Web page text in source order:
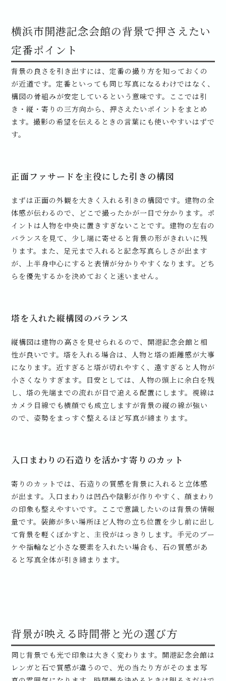
横浜市開港記念会館の背景で押さえたい
定番ポイント
背景の良さを引き出すには、定番の撮り方を知っておくの
が近道です。定番といっても同じ写真になるわけではなく、
構図の骨組みが安定しているという意味です。ここでは引
き・縦・寄りの三方向から、押さえたいポイントをまとめ
ます。撮影の希望を伝えるときの言葉にも使いやすいはずで
す。
正面ファサードを主役にした引きの構図
まずは正面の外観を大きく入れる引きの構図です。建物の全
体感が伝わるので、どこで撮ったかが一目で分かります。ポ
イントは人物を中央に置きすぎないことです。建物の左右の
バランスを見て、少し端に寄せると背景の形がきれいに残
ります。また、足元まで入れると記念写真らしさが出ます
が、上半身中心にすると表情が分かりやすくなります。どち
らを優先するかを決めておくと迷いません。
塔を入れた縦構図のバランス
縦構図は建物の高さを見せられるので、開港記念会館と相
性が良いです。塔を入れる場合は、人物と塔の距離感が大事
になります。近すぎると塔が切れやすく、遠すぎると人物が
小さくなりすぎます。目安としては、人物の頭上に余白を残
し、塔の先端までの流れが目で追える配置にします。視線は
カメラ目線でも横顔でも成立しますが背景の縦の線が強い
ので、姿勢をまっすぐ整えるほど写真が締まります。
入口まわりの石造りを活かす寄りのカット
寄りのカットでは、石造りの質感を背景に入れると立体感
が出ます。入口まわりは凹凸や陰影が作りやすく、顔まわり
の印象も整えやすいです。ここで意識したいのは背景の情報
量です。装飾が多い場所ほど人物の立ち位置を少し前に出し
て背景を軽くぼかすと、主役がはっきりします。手元のブー
ケや指輪など小さな要素を入れたい場合も、石の質感があ
ると写真全体が引き締まります。
背景が映える時間帯と光の選び方
同じ背景でも光で印象は大きく変わります。開港記念会館は
レンガと石で質感が違うので、光の当たり方がそのまま写